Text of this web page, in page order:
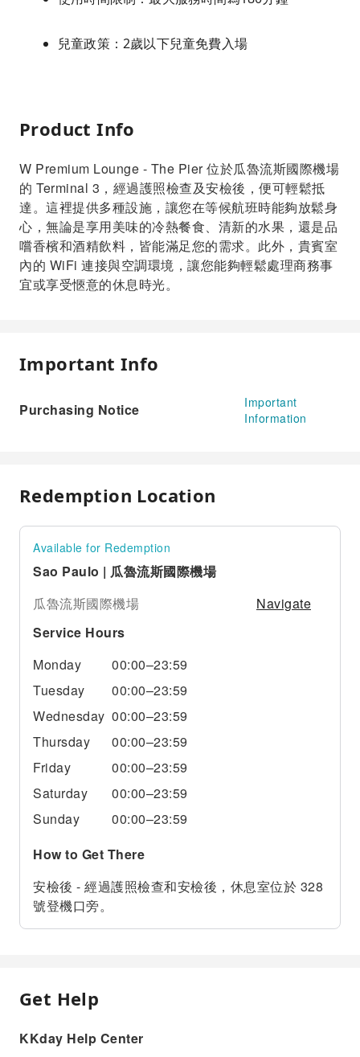
兒童政策：2歲以下兒童免費入場
Product Info
W Premium Lounge - The Pier 位於瓜魯流斯國際機場
的 Terminal 3，經過護照檢查及安檢後，便可輕鬆抵
達。這裡提供多種設施，讓您在等候航班時能夠放鬆身
心，無論是享用美味的冷熱餐食、清新的水果，還是品
嚐香檳和酒精飲料，皆能滿足您的需求。此外，貴賓室
內的 WiFi 連接與空調環境，讓您能夠輕鬆處理商務事
宜或享受愜意的休息時光。
Important Info
Purchasing Notice
Important
Information
Redemption Location
Available for Redemption
Sao Paulo | 瓜魯流斯國際機場
瓜魯流斯國際機場
Navigate
Service Hours
Monday
00:00–23:59
Tuesday
00:00–23:59
Wednesday 00:00–23:59
Thursday
00:00–23:59
Friday
00:00–23:59
Saturday
00:00–23:59
Sunday
00:00–23:59
How to Get There
安檢後 - 經過護照檢查和安檢後，休息室位於 328
號登機口旁。
Get Help
KKday Help Center